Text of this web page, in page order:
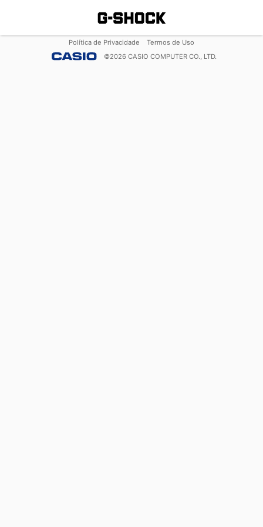
Política de Privacidade
Termos de Uso
©2026 CASIO COMPUTER CO., LTD.